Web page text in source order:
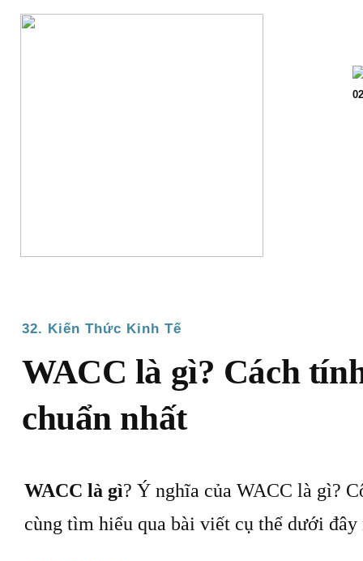
32. Kiến Thức Kinh Tế
WACC là gì? Cách
chuẩn nhất
WACC là gì? Ý nghĩa của WACC là gì?
cùng tìm hiểu qua bài viết cụ thể dưới đây